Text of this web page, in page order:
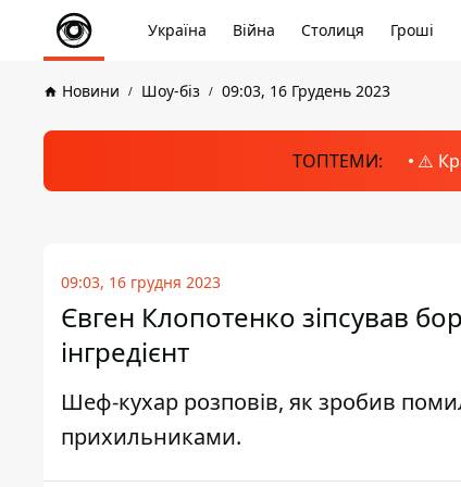
Україна Війна Столиця Гроші
Новини Шоу-біз 09:03, 16 Грудень 2023
ТОПТЕМИ: ⚠️
09:03, 16 грудня 2023
Євген Клопотенко зіпсував
інгредієнт
Шеф-кухар розповів, як зробив
прихильниками.